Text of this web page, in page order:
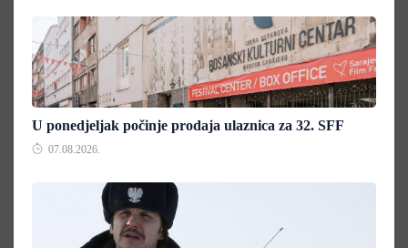
U ponedjeljak počinje prodaja ulaznica za 32. SFF
07.08.2026.